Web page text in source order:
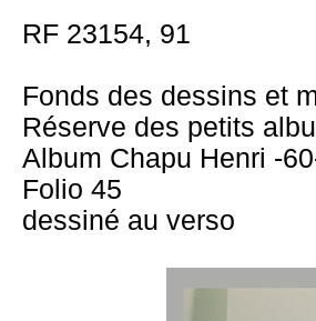
RF 23154, 91
Fonds des dessins et
Réserve des petits
Album Chapu Henri -
Folio 45
dessiné au verso